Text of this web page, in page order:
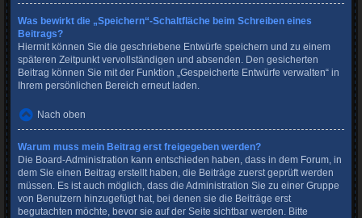
Was bewirkt die „Speichern“-Schaltfläche beim Schreiben eines
Beitrags?
Hiermit können Sie die geschriebene Entwürfe speichern und zu einem
späteren Zeitpunkt vervollständigen und absenden. Den gesicherten
Beitrag können Sie mit der Funktion „Gespeicherte Entwürfe verwalten“ in
Ihrem persönlichen Bereich erneut laden.
Nach oben
Warum muss mein Beitrag erst freigegeben werden?
Die Board-Administration kann entschieden haben, dass in dem Forum, in
dem Sie einen Beitrag erstellt haben, die Beiträge zuerst geprüft werden
müssen. Es ist auch möglich, dass die Administration Sie zu einer Gruppe
von Benutzern hinzugefügt hat, bei denen sie die Beiträge erst
begutachten möchte, bevor sie auf der Seite sichtbar werden. Bitte